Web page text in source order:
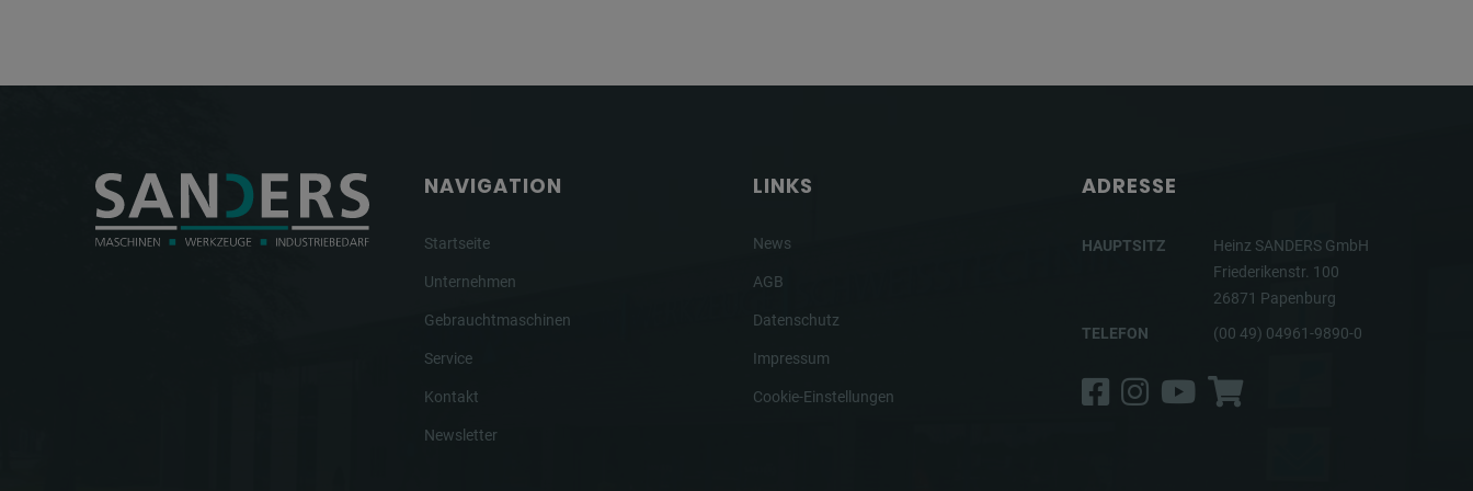
NAVIGATION
Startseite
Unternehmen
Gebrauchtmaschinen
Service
Kontakt
Newsletter
LINKS
News
AGB
Datenschutz
Impressum
Cookie-Einstellungen
ADRESSE
HAUPTSITZ
Heinz SANDERS GmbH
Friederikenstr. 100
26871 Papenburg
TELEFON
(00 49) 04961-9890-0
Facebook
Instagram
YouTube
Shop